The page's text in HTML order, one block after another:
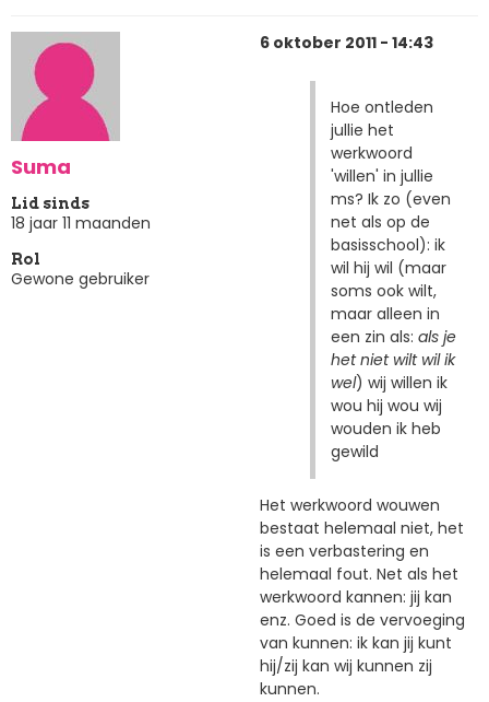
Suma
Lid sinds
18 jaar 11 maanden
Rol
Gewone gebruiker
6 oktober 2011 - 14:43
Hoe ontleden
jullie het
werkwoord
'willen' in jullie
ms? Ik zo (even
net als op de
basisschool): ik
wil hij wil (maar
soms ook wilt,
maar alleen in
een zin als: als je
het niet wilt wil ik
wel) wij willen ik
wou hij wou wij
wouden ik heb
gewild
Het werkwoord wouwen
bestaat helemaal niet, het
is een verbastering en
helemaal fout. Net als het
werkwoord kannen: jij kan
enz. Goed is de vervoeging
van kunnen: ik kan jij kunt
hij/zij kan wij kunnen zij
kunnen.